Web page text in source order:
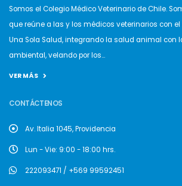
Somos el Colegio Médico Veterinario de Chile.
que reúne a las y los médicos veterinarios con el
Una Sola Salud, integrando la salud animal con
ambiental, velando por los...
VER MÁS
CONTÁCTENOS
Av. Italia 1045, Providencia
Lun - Vie: 9:00 - 18:00 hrs.
222093471 / +569 99592451